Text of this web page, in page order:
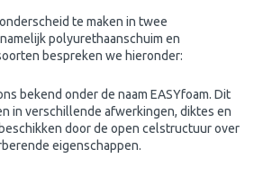
te maken in twee
polyurethaanschuim en
bespreken we hieronder:
bekend onder de naam EASYfoam. Dit
in verschillende afwerkingen, diktes en
door de open celstructuur over
eigenschappen.